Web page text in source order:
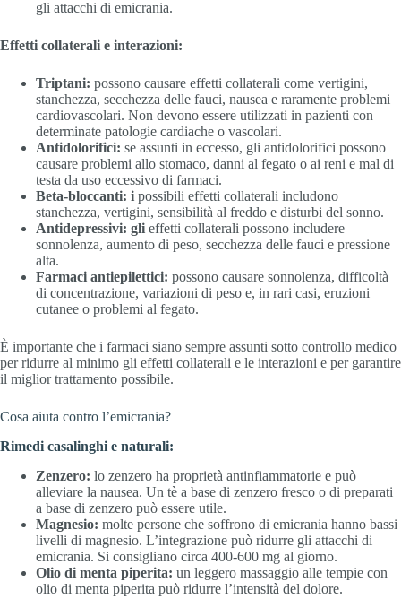
gli attacchi di emicrania.
Effetti collaterali e interazioni:
Triptani: possono causare effetti collaterali come vertigini,
stanchezza, secchezza delle fauci, nausea e raramente problemi
cardiovascolari. Non devono essere utilizzati in pazienti con
determinate patologie cardiache o vascolari.
Antidolorifici: se assunti in eccesso, gli antidolorifici possono
causare problemi allo stomaco, danni al fegato o ai reni e mal di
testa da uso eccessivo di farmaci.
Beta-bloccanti: i possibili effetti collaterali includono
stanchezza, vertigini, sensibilità al freddo e disturbi del sonno.
Antidepressivi: gli effetti collaterali possono includere
sonnolenza, aumento di peso, secchezza delle fauci e pressione
alta.
Farmaci antiepilettici: possono causare sonnolenza, difficoltà
di concentrazione, variazioni di peso e, in rari casi, eruzioni
cutanee o problemi al fegato.
È importante che i farmaci siano sempre assunti sotto controllo medico
per ridurre al minimo gli effetti collaterali e le interazioni e per garantire
il miglior trattamento possibile.
Cosa aiuta contro l’emicrania?
Rimedi casalinghi e naturali:
Zenzero: lo zenzero ha proprietà antinfiammatorie e può
alleviare la nausea. Un tè a base di zenzero fresco o di preparati
a base di zenzero può essere utile.
Magnesio: molte persone che soffrono di emicrania hanno bassi
livelli di magnesio. L’integrazione può ridurre gli attacchi di
emicrania. Si consigliano circa 400-600 mg al giorno.
Olio di menta piperita: un leggero massaggio alle tempie con
olio di menta piperita può ridurre l’intensità del dolore.